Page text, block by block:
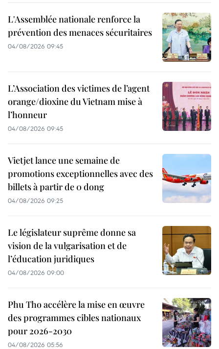
L'Assemblée nationale renforce la
prévention des menaces sécuritaires
04/08/2026 09:45
L’Association des victimes de l’agent
orange/dioxine du Vietnam mise à
l’honneur
04/08/2026 09:45
Vietjet lance une semaine de
promotions exceptionnelles avec des
billets à partir de 0 dong
04/08/2026 09:25
Le législateur suprême donne sa
vision de la vulgarisation et de
l’éducation juridiques
04/08/2026 09:00
Phu Tho accélère la mise en œuvre
des programmes cibles nationaux
pour 2026-2030
04/08/2026 05:56